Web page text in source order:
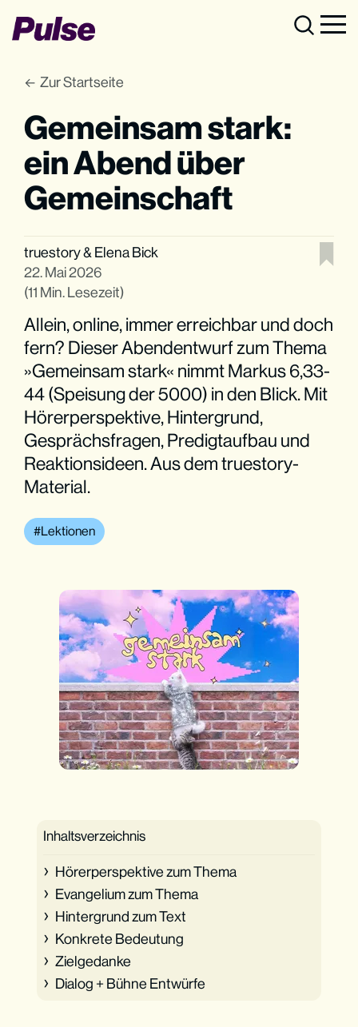
Zur Startseite
Gemeinsam stark:
ein Abend über
Gemeinschaft
truestory& Elena Bick
22. Mai 2026
(11 Min. Lesezeit)
Allein, online, immer erreichbar und doch
fern? Dieser Abendentwurf zum Thema
»Gemeinsam stark« nimmt Markus 6,33-
44 (Speisung der 5000) in den Blick. Mit
Hörerperspektive, Hintergrund,
Gesprächsfragen, Predigtaufbau und
Reaktionsideen. Aus dem truestory-
Material.
Lektionen
Inhaltsverzeichnis
Hörerperspektive zum Thema
Evangelium zum Thema
Hintergrund zum Text
Konkrete Bedeutung
Zielgedanke
Dialog + Bühne Entwürfe